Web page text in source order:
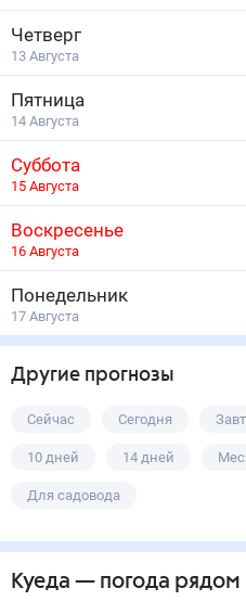
Четверг
13 Августа
Пятница
14 Августа
Суббота
15 Августа
Воскресенье
16 Августа
Понедельник
17 Августа
Другие прогнозы
Сейчас Сегодня
10 дней 14 дней
Для садовода
Куеда — погода рядом